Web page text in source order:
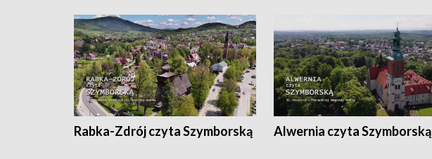
Rabka-Zdrój czyta Szymborską Alwernia czyta Szymborską